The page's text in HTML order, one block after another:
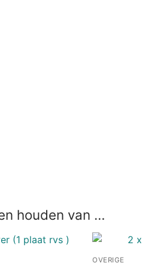
houden van …
OVERIGE